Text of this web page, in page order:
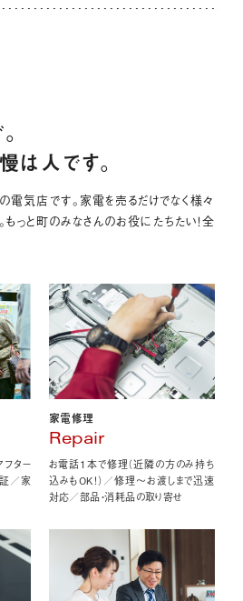
は人です。
電気店です。家電を売るだけでなく様々
もっと町のみなさんのお役にたちたい！全
ター
／家
家電修理
Repair
お電話1本で修理（近隣の方のみ持ち
込みもOK！）／修理〜お渡しまで迅速
対応／部品・消耗品の取り寄せ